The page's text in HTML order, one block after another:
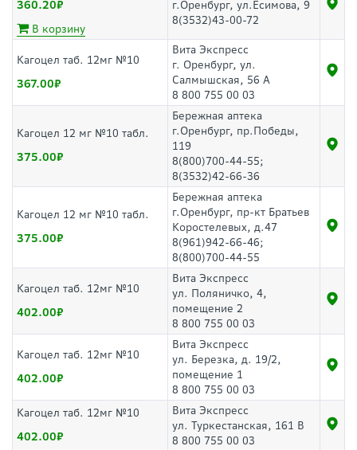
360.20
В корзину
г.Оренбург, ул.Есимова, 9
8(3532)43-00-72
Кагоцел таб. 12мг №10
367.00
Вита Экспресс
г. Оренбург, ул.
Салмышская, 56 А
8 800 755 00 03
Кагоцел 12 мг №10 табл.
375.00
Бережная аптека
г.Оренбург, пр.Победы,
119
8(800)700-44-55;
8(3532)42-66-36
Кагоцел 12 мг №10 табл.
375.00
Бережная аптека
г.Оренбург, пр-кт Братьев
Коростелевых, д.47
8(961)942-66-46;
8(800)700-44-55
Кагоцел таб. 12мг №10
402.00
Вита Экспресс
ул. Поляничко, 4,
помещение 2
8 800 755 00 03
Кагоцел таб. 12мг №10
402.00
Вита Экспресс
ул. Березка, д. 19/2,
помещение 1
8 800 755 00 03
Кагоцел таб. 12мг №10
402.00
Вита Экспресс
ул. Туркестанская, 161 В
8 800 755 00 03